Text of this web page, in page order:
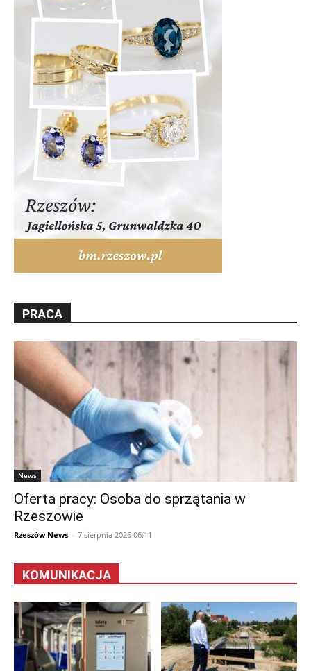
PRACA
News
Oferta pracy: Osoba do sprzątania w
Rzeszowie
Rzeszów News - 7 sierpnia 2026 06:11
KOMUNIKACJA